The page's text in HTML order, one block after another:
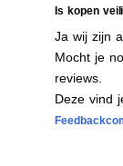
Is kopen
Ja wij zijn
Mocht je
reviews.
Deze vind